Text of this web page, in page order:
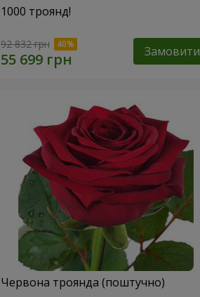
1000 троянд!
92 832 грн Замовити
Червона троянда (поштучно)